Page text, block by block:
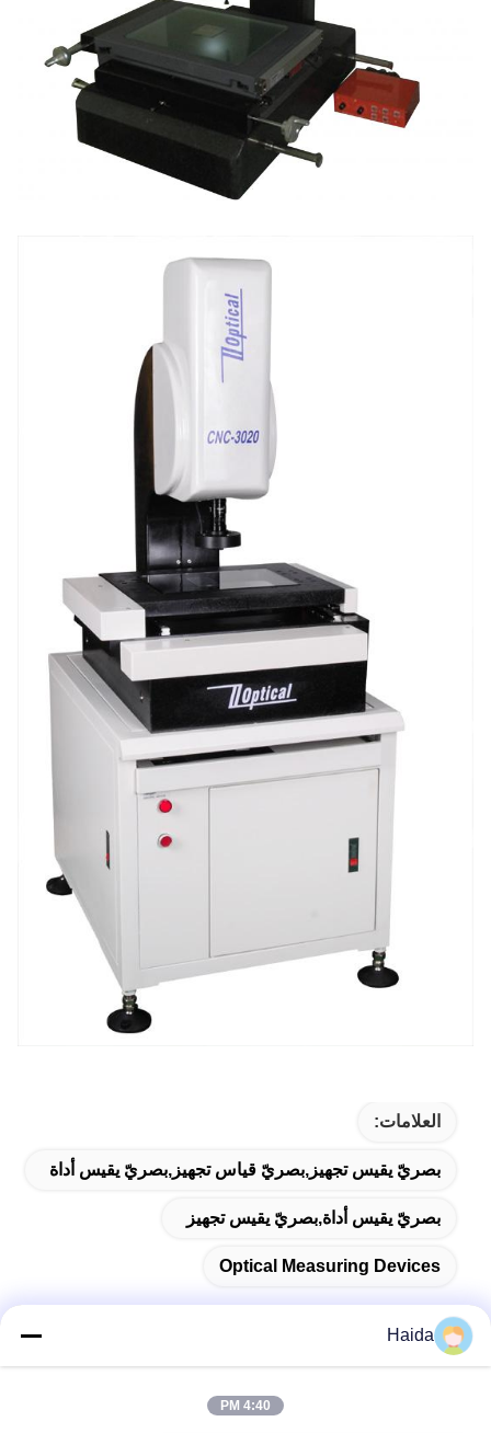
العلامات:
بصريّ يقيس تجهيز,بصريّ قياس تجهيز,بصريّ يقيس أداة
بصريّ يقيس أداة,بصريّ يقيس تجهيز
Optical Measuring Devices
Haida
4:40 PM